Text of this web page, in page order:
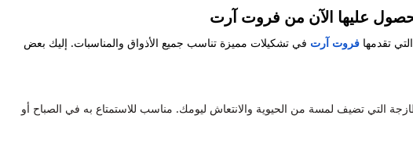
عليها الآن من فروت آرت
التي تقدمها فروت آرت في تشكيلات مميزة تناسب جميع الأذواق والمناسبات. إليك بعض
التي تضيف لمسة من الحيوية والانتعاش ليومك. مناسب للاستمتاع به في الصباح أو